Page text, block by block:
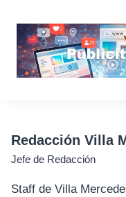
Redacción Villa
Jefe de Redacción
Staff de Villa